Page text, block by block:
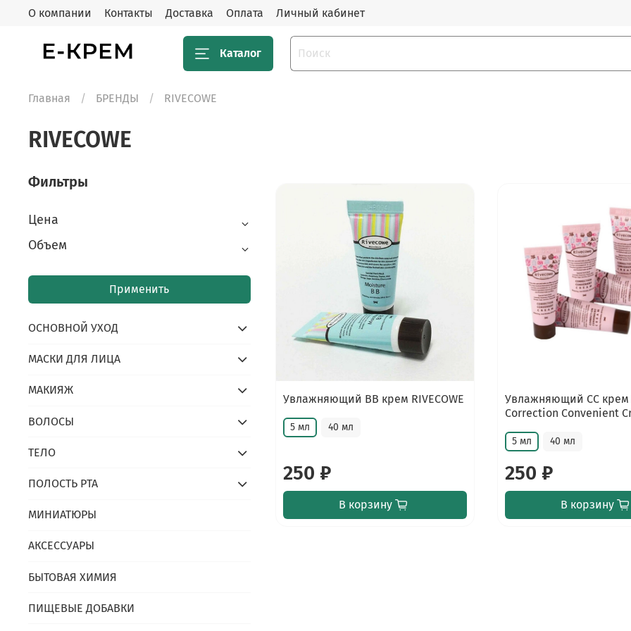
О компании Контакты Доставка Оплата Личный кабинет
Каталог
Главная БРЕНДЫ RIVECOWE
RIVECOWE
Увлажняющий BB крем RIVECOWE
5 мл 40 мл
250 ₽
В корзину
Увлажняющий СС крем
Correction Convenient
5 мл 40 мл
250 ₽
В корзину
Фильтры
Цена
Объем
Применить
ОСНОВНОЙ УХОД
МАСКИ ДЛЯ ЛИЦА
МАКИЯЖ
ВОЛОСЫ
ТЕЛО
ПОЛОСТЬ РТА
МИНИАТЮРЫ
АКСЕССУАРЫ
БЫТОВАЯ ХИМИЯ
ПИЩЕВЫЕ ДОБАВКИ